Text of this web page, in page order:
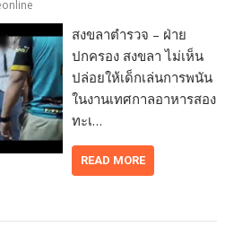
สงขลาตำรวจ – ฝ่าย
ปกครอง สงขลา ไม่เห็น
ปล่อยให้เด็กเล่นการพนัน
ในงานเทศกาลอาหารสอง
ทะเ…
READ MORE